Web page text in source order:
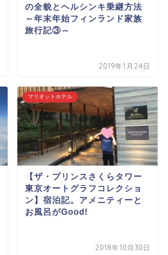
の全貌とヘルシンキ乗継方法
～年末年始フィンランド家族
旅行記③～
2019年1月24日
マリオットホテル
【ザ・プリンスさくらタワー
東京オートグラフコレクショ
ン】宿泊記。アメニティーと
お風呂がGood!
2018年10月30日